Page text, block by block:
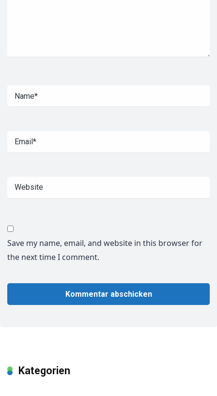
Save my name, email, and website in this browser for
the next time I comment.
Kategorien